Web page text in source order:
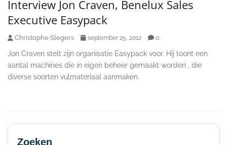
Interview Jon Craven, Benelux Sales
Executive Easypack
Christophe Slegers september 25, 2012 0
Jon Craven stelt zijn organisatie Easypack voor. Hij toont een
aantal machines die in eigen beheer gemaakt worden , die
diverse soorten vulmateriaal aanmaken.
Secondary
Sidebar
Zoeken